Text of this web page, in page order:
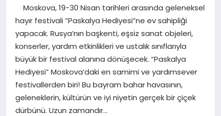
YAŞAM
Moskova, 19-30 Nisan tarihleri arasında geleneksel
hayır festivali “Paskalya Hediyesi”ne ev sahipliği
yapacak. Rusya’nın başkenti, eşsiz sanat objeleri,
konserler, yardım etkinlikleri ve ustalık sınıflarıyla
büyük bir festival alanına dönüşecek. “Paskalya
Hediyesi” Moskova’daki en samimi ve yardımsever
festivallerden biri! Bu bayram bahar havasının,
geleneklerin, kültürün ve iyi niyetin gerçek bir çiçek
dürbünü. Uzun zamandır…